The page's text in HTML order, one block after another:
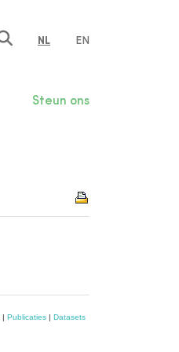
NL EN
Steun ons
| Publicaties | Datasets